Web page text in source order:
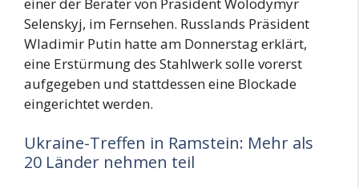
Selenskyj, im Fernsehen. Russlands Präsident
Wladimir Putin hatte am Donnerstag erklärt,
eine Erstürmung des Stahlwerk solle vorerst
aufgegeben und stattdessen eine Blockade
eingerichtet werden.
Ukraine-Treffen in Ramstein: Mehr als
20 Länder nehmen teil